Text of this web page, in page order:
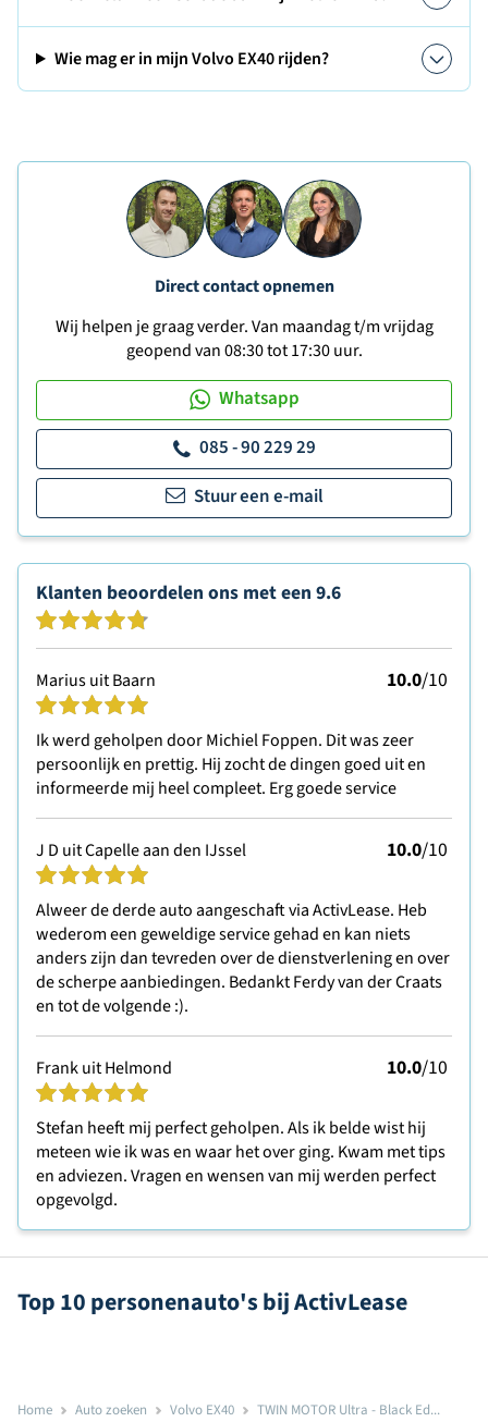
Wie mag er in mijn Volvo EX40 rijden?
Direct contact opnemen
Wij helpen je graag verder. Van maandag t/m vrijdag
geopend van 08:30 tot 17:30 uur.
Whatsapp
085 - 90 229 29
Stuur een e-mail
Klanten beoordelen ons met een 9.6
Marius uit Baarn 10.0/10
Ik werd geholpen door Michiel Foppen. Dit was zeer
persoonlijk en prettig. Hij zocht de dingen goed uit en
informeerde mij heel compleet. Erg goede service
J D uit Capelle aan den IJssel 10.0/10
Alweer de derde auto aangeschaft via ActivLease. Heb
wederom een geweldige service gehad en kan niets
anders zijn dan tevreden over de dienstverlening en over
de scherpe aanbiedingen. Bedankt Ferdy van der Craats
en tot de volgende :).
Frank uit Helmond 10.0/10
Stefan heeft mij perfect geholpen. Als ik belde wist hij
meteen wie ik was en waar het over ging. Kwam met tips
en adviezen. Vragen en wensen van mij werden perfect
opgevolgd.
Top 10 personenauto's bij ActivLease
Home Auto zoeken Volvo EX40 TWIN MOTOR Ultra - Black Ed...